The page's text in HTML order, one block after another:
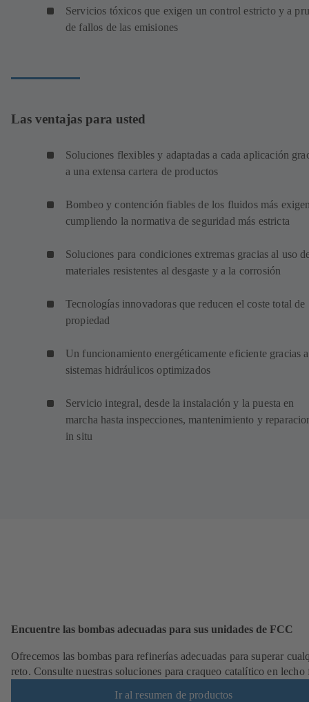
Servicios tóxicos que exigen un control estricto y a
de fallos de las emisiones
Las ventajas para usted
Soluciones flexibles y adaptadas a cada aplicación
a una extensa cartera de productos
Bombeo y contención fiables de los fluidos más
cumpliendo la normativa de seguridad más estricta
Soluciones para condiciones extremas gracias al uso
materiales resistentes al desgaste y a la corrosión
Tecnologías innovadoras que reducen el coste total de
propiedad
Un funcionamiento energéticamente eficiente gracias a
sistemas hidráulicos optimizados
Servicio integral, desde la instalación y la puesta en
marcha hasta inspecciones, mantenimiento y
in situ
Encuentre las bombas adecuadas para sus unidades de FCC
Ofrecemos las bombas para refinerías adecuadas para superar
reto. Consulte nuestras soluciones para craqueo catalítico en
Ir al resumen de productos